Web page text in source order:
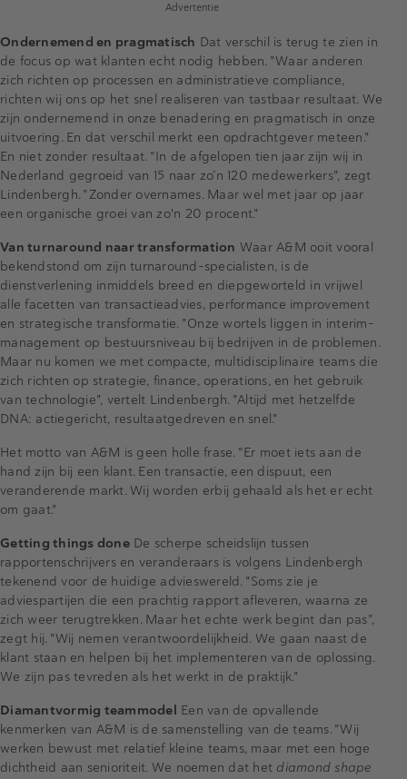
Advertentie
Ondernemend en pragmatisch Dat verschil is terug te zien in
de focus op wat klanten echt nodig hebben. "Waar anderen
zich richten op processen en administratieve compliance,
richten wij ons op het snel realiseren van tastbaar resultaat. We
zijn ondernemend in onze benadering en pragmatisch in onze
uitvoering. En dat verschil merkt een opdrachtgever meteen."
En niet zonder resultaat. "In de afgelopen tien jaar zijn wij in
Nederland gegroeid van 15 naar zo’n 120 medewerkers", zegt
Lindenbergh. "Zonder overnames. Maar wel met jaar op jaar
een organische groei van zo'n 20 procent."
Van turnaround naar transformation Waar A&M ooit vooral
bekendstond om zijn turnaround-specialisten, is de
dienstverlening inmiddels breed en diepgeworteld in vrijwel
alle facetten van transactieadvies, performance improvement
en strategische transformatie. "Onze wortels liggen in interim-
management op bestuursniveau bij bedrijven in de problemen.
Maar nu komen we met compacte, multidisciplinaire teams die
zich richten op strategie, finance, operations, en het gebruik
van technologie", vertelt Lindenbergh. "Altijd met hetzelfde
DNA: actiegericht, resultaatgedreven en snel."
Het motto van A&M is geen holle frase. "Er moet iets aan de
hand zijn bij een klant. Een transactie, een dispuut, een
veranderende markt. Wij worden erbij gehaald als het er echt
om gaat."
Getting things doneDe scherpe scheidslijn tussen
rapportenschrijvers en veranderaars is volgens Lindenbergh
tekenend voor de huidige advieswereld. "Soms zie je
adviespartijen die een prachtig rapport afleveren, waarna ze
zich weer terugtrekken. Maar het echte werk begint dan pas",
zegt hij. "Wij nemen verantwoordelijkheid. We gaan naast de
klant staan en helpen bij het implementeren van de oplossing.
We zijn pas tevreden als het werkt in de praktijk."
Diamantvormig teammodel Een van de opvallende
kenmerken van A&M is de samenstelling van de teams. "Wij
werken bewust met relatief kleine teams, maar met een hoge
dichtheid aan senioriteit. We noemen dat het diamond shape